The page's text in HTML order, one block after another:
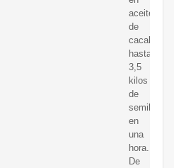
aceite
de
cacahuete
hasta
3,5
kilos
de
semillas
en
una
hora..
De